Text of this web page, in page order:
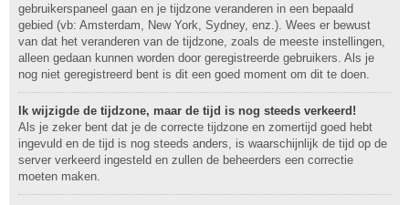
gebruikerspaneel gaan en je tijdzone veranderen in een bepaald
gebied (vb: Amsterdam, New York, Sydney, enz.). Wees er bewust
van dat het veranderen van de tijdzone, zoals de meeste instellingen,
alleen gedaan kunnen worden door geregistreerde gebruikers. Als je
nog niet geregistreerd bent is dit een goed moment om dit te doen.
Ik wijzigde de tijdzone, maar de tijd is nog steeds verkeerd!
Als je zeker bent dat je de correcte tijdzone en zomertijd goed hebt
ingevuld en de tijd is nog steeds anders, is waarschijnlijk de tijd op de
server verkeerd ingesteld en zullen de beheerders een correctie
moeten maken.